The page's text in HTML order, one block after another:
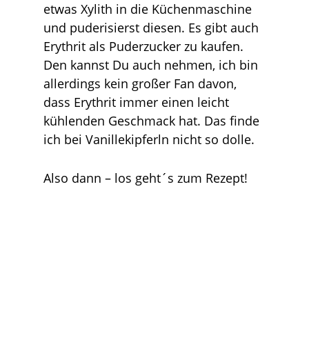
etwas Xylith in die Küchenmaschine
und puderisierst diesen. Es gibt auch
Erythrit als Puderzucker zu kaufen.
Den kannst Du auch nehmen, ich bin
allerdings kein großer Fan davon,
dass Erythrit immer einen leicht
kühlenden Geschmack hat. Das finde
ich bei Vanillekipferln nicht so dolle.
Also dann – los geht´s zum Rezept!